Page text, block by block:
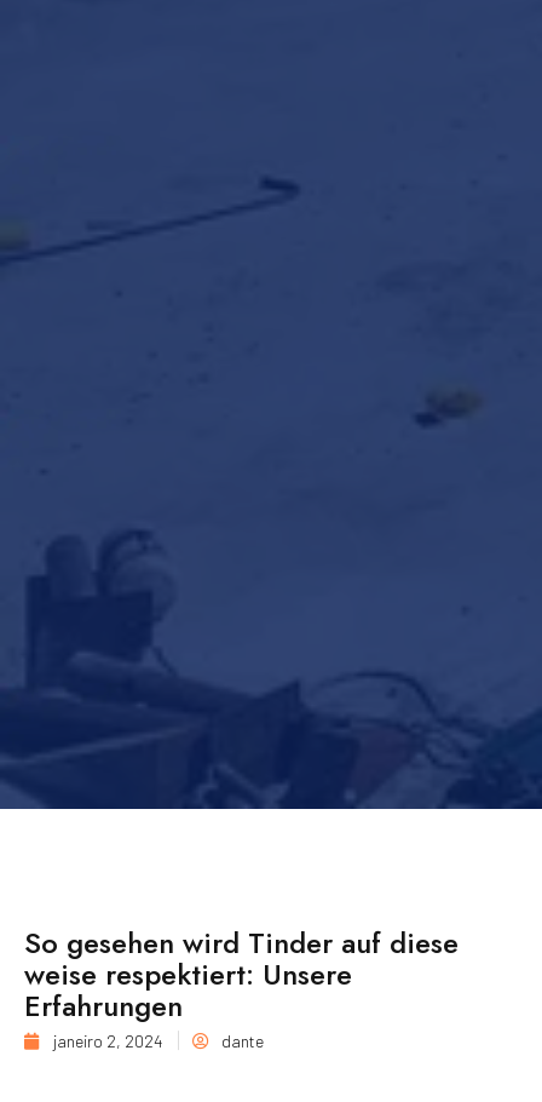
So gesehen wird Tinder auf diese
weise respektiert: Unsere
Erfahrungen
janeiro 2, 2024 dante